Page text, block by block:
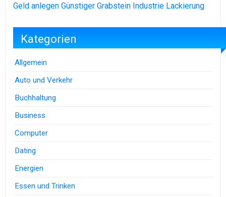
Geld anlegen Günstiger Grabstein Industrie Lackierung
Kategorien
Allgemein
Auto und Verkehr
Buchhaltung
Business
Computer
Dating
Energien
Essen und Trinken